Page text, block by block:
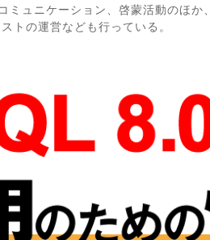
ュニケーション、啓蒙活動のほか、
トの運営なども行っている。